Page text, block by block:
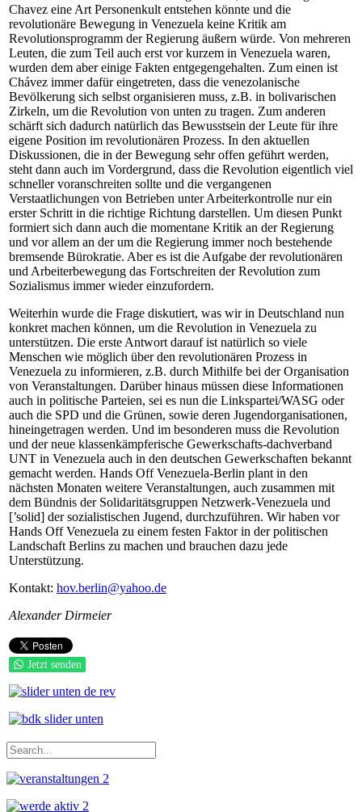
Chavez eine Art Personenkult entstehen könnte und die
revolutionäre Bewegung in Venezuela keine Kritik am
Revolutionsprogramm der Regierung äußern würde. Von mehreren
Leuten, die zum Teil auch erst vor kurzem in Venezuela waren,
wurden dem aber einige Fakten entgegengehalten. Zum einen ist
Chávez immer dafür eingetreten, dass die venezolanische
Bevölkerung sich selbst organisieren muss, z.B. in bolivarischen
Zirkeln, um die Revolution von unten zu tragen. Zum anderen
schärft sich dadurch natürlich das Bewusstsein der Leute für ihre
eigene Position im revolutionären Prozess. In den aktuellen
Diskussionen, die in der Bewegung sehr offen geführt werden,
steht dann auch im Vordergrund, dass die Revolution eigentlich viel
schneller voranschreiten sollte und die vergangenen
Verstaatlichungen von Betrieben unter Arbeiterkontrolle nur ein
erster Schritt in die richtige Richtung darstellen. Um diesen Punkt
formiert sich dann auch die momentane Kritik an der Regierung
und vor allem an der um die Regierung immer noch bestehende
bremsende Bürokratie. Aber es ist die Aufgabe der revolutionären
und Arbeiterbewegung das Fortschreiten der Revolution zum
Sozialismus immer wieder einzufordern.
Weiterhin wurde die Frage diskutiert, was wir in Deutschland nun
konkret machen können, um die Revolution in Venezuela zu
unterstützen. Die erste Antwort darauf ist natürlich so viele
Menschen wie möglich über den revolutionären Prozess in
Venezuela zu informieren, z.B. durch Mithilfe bei der Organisation
von Veranstaltungen. Darüber hinaus müssen diese Informationen
auch in politische Parteien, sei es nun die Linkspartei/WASG oder
auch die SPD und die Grünen, sowie deren Jugendorganisationen,
hineingetragen werden. Und im besonderen muss die Revolution
und der neue klassenkämpferische Gewerkschafts-dachverband
UNT in Venezuela auch in den deutschen Gewerkschaften bekannt
gemacht werden. Hands Off Venezuela-Berlin plant in den
nächsten Monaten weitere Veranstaltungen, auch zusammen mit
dem Bündnis der Solidaritätsgruppen Netzwerk-Venezuela und
[’solid] der sozialistischen Jugend, durchzuführen. Wir haben vor
Hands Off Venezuela zu einem festen Faktor in der politischen
Landschaft Berlins zu machen und brauchen dazu jede
Unterstützung.
Kontakt: hov.berlin@yahoo.de
Alexander Dirmeier
Jetzt senden